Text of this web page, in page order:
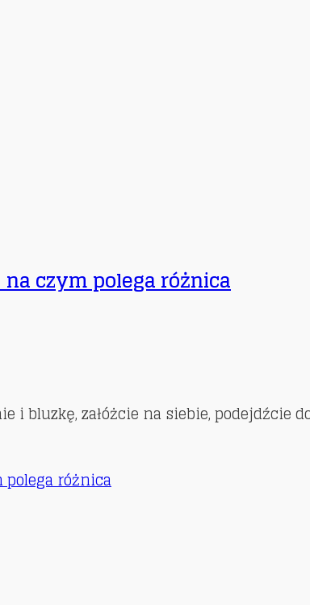
czym polega różnica
bluzkę, załóżcie na siebie, podejdźcie
różnica